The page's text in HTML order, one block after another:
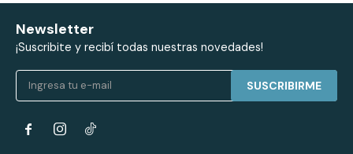
Newsletter
¡Suscribite y recibí todas nuestras novedades!
SUSCRIBIRME
 